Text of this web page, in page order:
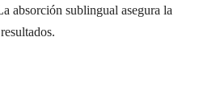
absorción sublingual asegura la